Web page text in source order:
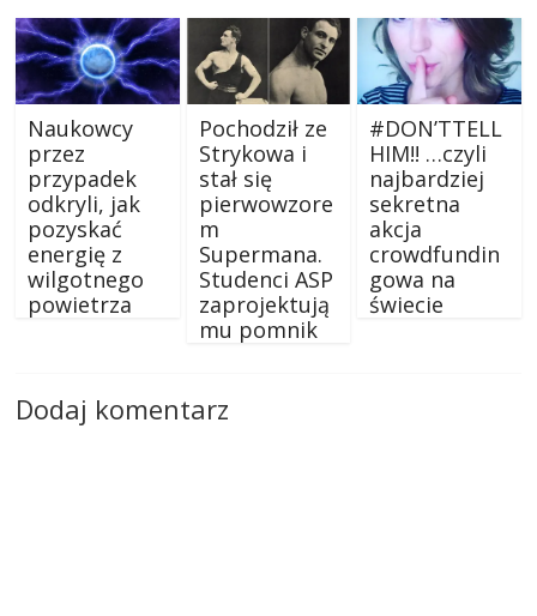
Naukowcy
przez
przypadek
odkryli, jak
pozyskać
energię z
wilgotnego
powietrza
Pochodził ze
Strykowa i
stał się
pierwowzore
m
Supermana.
Studenci ASP
zaprojektują
mu pomnik
#DON’TTELL
HIM!! …czyli
najbardziej
sekretna
akcja
crowdfundin
gowa na
świecie
Dodaj komentarz